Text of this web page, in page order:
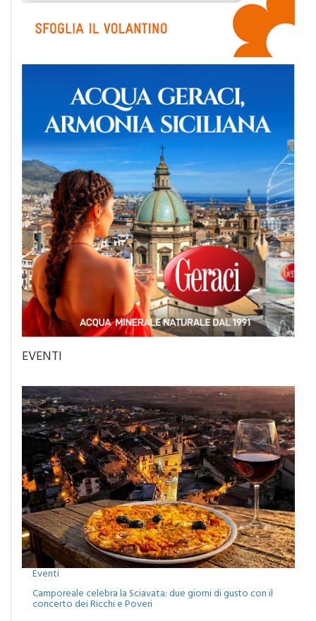
Eventi
Camporeale celebra la Sciavata: due giorni di gusto con il